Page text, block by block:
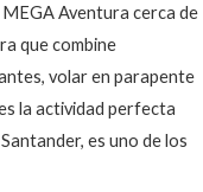
Aventura cerca de
que combine
volar en parapente
la actividad perfecta
es uno de los